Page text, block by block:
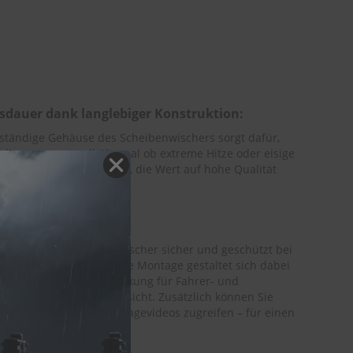
dank langlebiger Konstruktion:
Gehäuse des Scheibenwischers sorgt dafür,
standhält, egal ob extreme Hitze oder eisige
Autofahrer, die Wert auf hohe Qualität
wird der Scheibenwischer sicher und geschützt bei
einsatzbereit ist. Die Montage gestaltet sich dabei
auf der Verpackung für Fahrer- und
an für eine klare Übersicht. Zusätzlich können Sie
auf praktische Montagevideos zugreifen – für einen